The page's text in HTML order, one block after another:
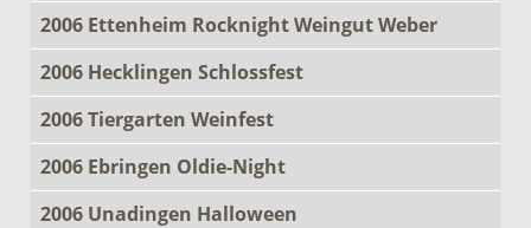
2006 Ettenheim Rocknight Weingut Weber
2006 Hecklingen Schlossfest
2006 Tiergarten Weinfest
2006 Ebringen Oldie-Night
2006 Unadingen Halloween